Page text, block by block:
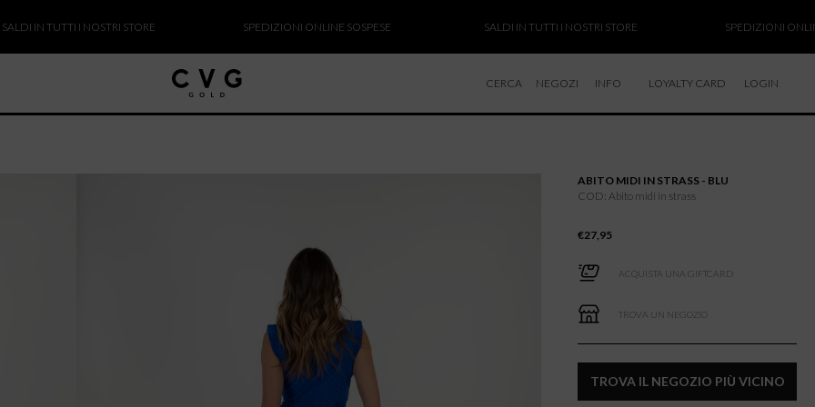
IN TUTTI I NOSTRI STORE SPEDIZIONI ONLINE SOSPESE SALDI IN TUTTI I NOSTRI STORE SPEDIZIONI ONLINE
CERCA NEGOZI INFO
RESI E RIMBORSI
LOYALTY CARD LOGIN
ABITO MIDI IN STRASS - BLU
COD: Abito midi in strass
€27,95
ACQUISTA UNA GIFTCARD
TROVA UN NEGOZIO
TROVA IL NEGOZIO PIÙ VICINO